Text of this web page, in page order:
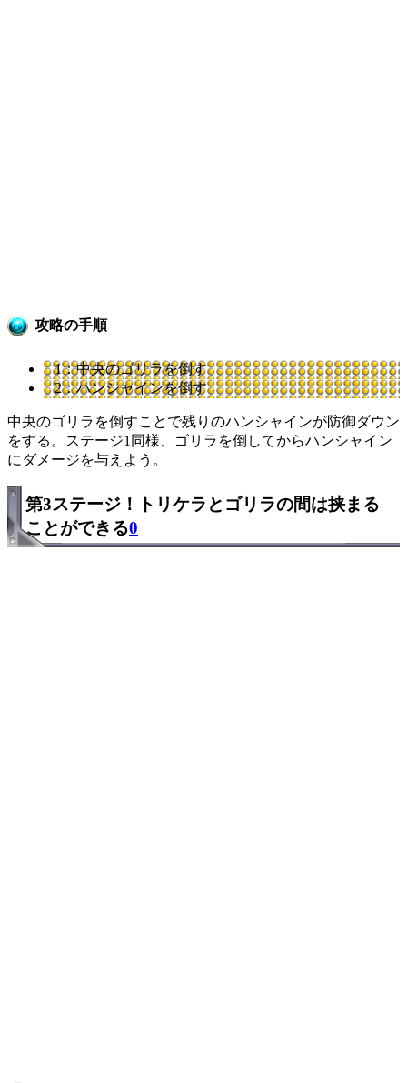
攻略の手順
1：中央のゴリラを倒す
2：ハンシャインを倒す
中央のゴリラを倒すことで残りのハンシャインが防御ダウン
をする。ステージ1同様、ゴリラを倒してからハンシャイン
にダメージを与えよう。
第3ステージ！トリケラとゴリラの間は挟まる
ことができる0